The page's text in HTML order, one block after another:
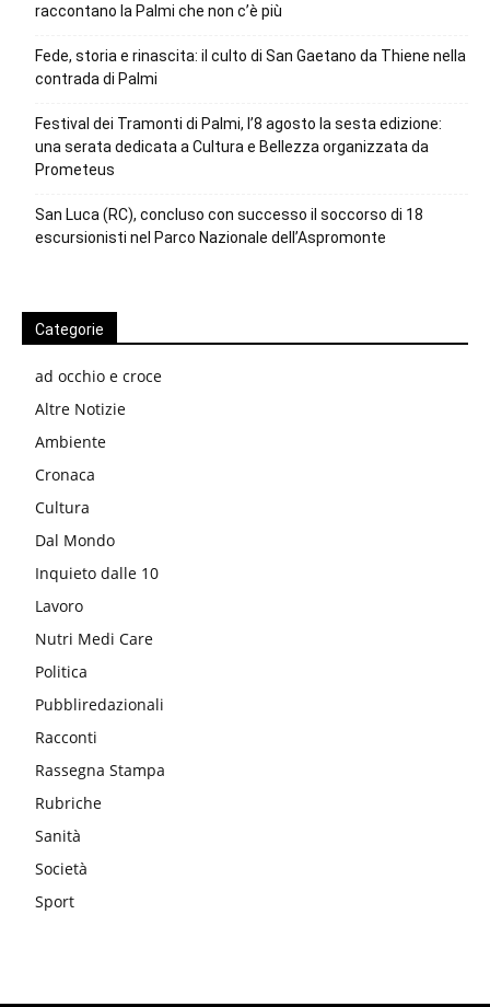
raccontano la Palmi che non c’è più
Fede, storia e rinascita: il culto di San Gaetano da Thiene nella
contrada di Palmi
Festival dei Tramonti di Palmi, l’8 agosto la sesta edizione:
una serata dedicata a Cultura e Bellezza organizzata da
Prometeus
San Luca (RC), concluso con successo il soccorso di 18
escursionisti nel Parco Nazionale dell’Aspromonte
Categorie
ad occhio e croce
Altre Notizie
Ambiente
Cronaca
Cultura
Dal Mondo
Inquieto dalle 10
Lavoro
Nutri Medi Care
Politica
Pubbliredazionali
Racconti
Rassegna Stampa
Rubriche
Sanità
Società
Sport